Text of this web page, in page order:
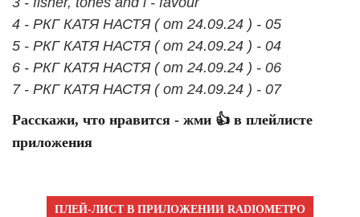
4 - РКГ КАТЯ НАСТЯ ( от 24.09.24 ) - 05
5 - РКГ КАТЯ НАСТЯ ( от 24.09.24 ) - 04
6 - РКГ КАТЯ НАСТЯ ( от 24.09.24 ) - 06
7 - РКГ КАТЯ НАСТЯ ( от 24.09.24 ) - 07
Расскажи, что нравится - жми 👍 в плейлисте
приложения
ПЛЕЙ-ЛИСТ В ПРИЛОЖЕНИИ RADIOМЕТРО